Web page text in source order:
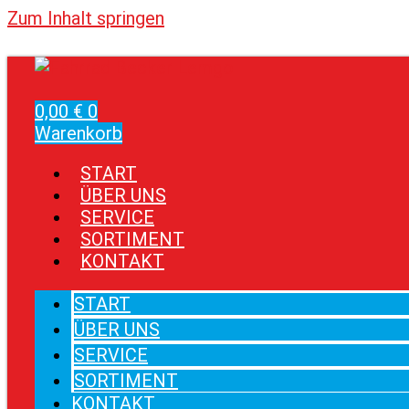
Zum Inhalt springen
0,00 € 0
Warenkorb
START
ÜBER UNS
SERVICE
SORTIMENT
KONTAKT
START
ÜBER UNS
SERVICE
SORTIMENT
KONTAKT